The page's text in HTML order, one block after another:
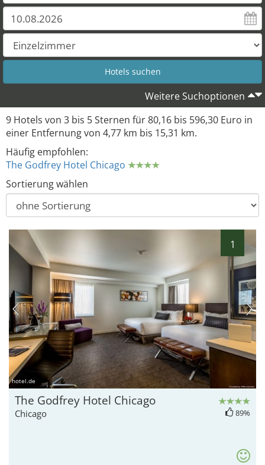
Weitere Suchoptionen
9 Hotels von 3 bis 5 Sternen für 80,16 bis 596,30 Euro in
einer Entfernung von 4,77 km bis 15,31 km.
Häufig empfohlen:
The Godfrey Hotel Chicago
Sortierung wählen
1
hotel.de
The Godfrey Hotel Chicago
Chicago 89%